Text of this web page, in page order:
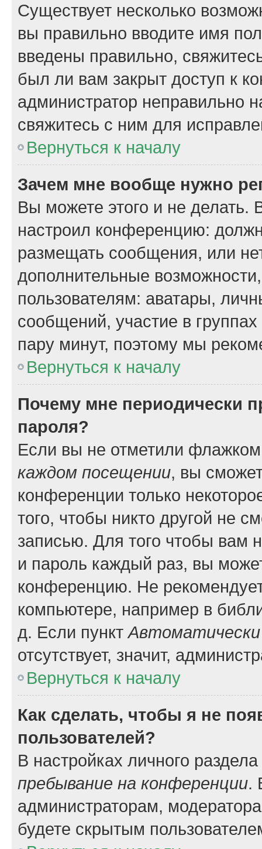
Существует несколько
вы правильно вводите имя
введены правильно,
был ли вам закрыт доступ к
администратор неправильно
свяжитесь с ним для
Вернуться к началу
Зачем мне вообще нужно
Вы можете этого и не делать.
настроил конференцию:
размещать сообщения, или
дополнительные
пользователям: аватары,
сообщений, участие в
пару минут, поэтому мы
Вернуться к началу
Почему мне периодически
пароля?
Если вы не отметили
каждом посещении, вы
конференции только
того, чтобы никто другой не
записью. Для того чтобы вам
и пароль каждый раз, вы
конференцию. Не
компьютере, например в
д. Если пункт
отсутствует, значит,
Вернуться к началу
Как сделать, чтобы я не
пользователей?
В настройках личного
пребывание на конференции.
администраторам,
будете скрытым